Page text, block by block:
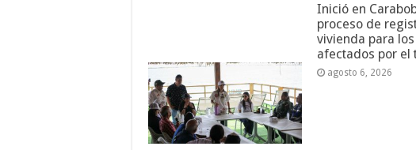
Inició en
proceso de
vivienda para los
afectados por el
agosto 6, 2026